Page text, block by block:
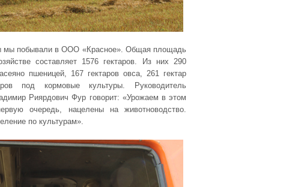
мы побывали в ООО «Красное». Общая площадь
составляет 1576 гектаров. Из них 290
пшеницей, 167 гектаров овса, 261 гектар
под кормовые культуры. Руководитель
Риярдович Фур говорит: «Урожаем в этом
очередь, нацелены на животноводство.
по культурам».